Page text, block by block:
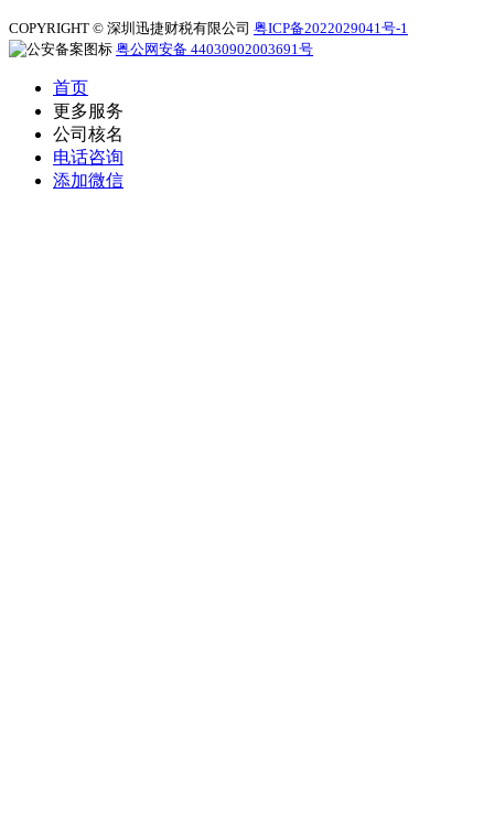
COPYRIGHT © 深圳迅捷财税有限公司 粤ICP备2022029041号-1
粤公网安备 44030902003691号
首页
更多服务
公司核名
电话咨询
添加微信